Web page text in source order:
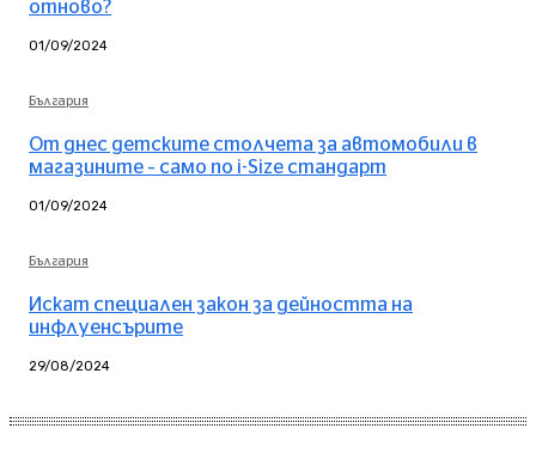
отново?
01/09/2024
България
От днес детските столчета за автомобили в
магазините – само по i-Size стандарт
01/09/2024
България
Искат специален закон за дейността на
инфлуенсърите
29/08/2024